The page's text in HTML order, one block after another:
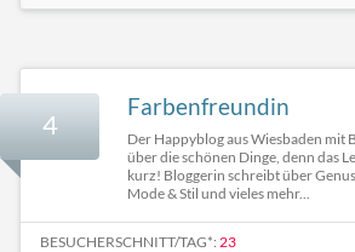
4
Farbenfreundin
Der Happyblog aus Wiesbaden mit
über die schönen Dinge, denn das
kurz! Bloggerin schreibt über
Mode & Stil und vieles mehr...
BESUCHERSCHNITT/TAG*: 23